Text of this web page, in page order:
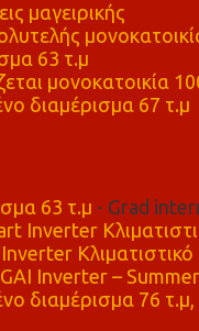
μαγειρικής
63 τ.μ
μονοκατοικία
διαμέρισμα 67 τ.μ
63 τ.μ - Grad
Inverter
Κλιματιστικό
Inverter – Summer
διαμέρισμα 76 τ.μ,